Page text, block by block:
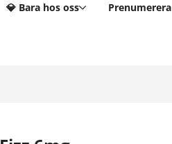
💎 Bara hos oss
Prenumerera